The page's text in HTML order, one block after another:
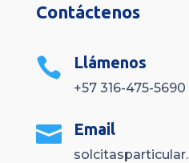
Contáctenos
 Llámenos
+57 316-475-5690
 Email
solcitasparticular.